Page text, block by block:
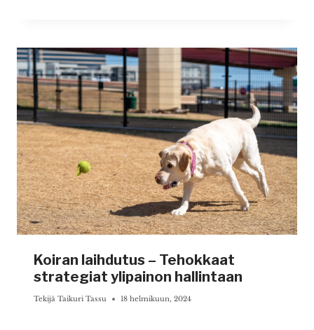
Koiran laihdutus – Tehokkaat
strategiat ylipainon hallintaan
Tekijä Taikuri Tassu 18 helmikuun, 2024